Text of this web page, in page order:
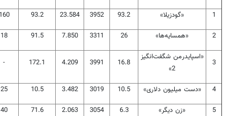
1 «گودزیلا» 93.2
3952
23.584
93.2
2 «همسایه‌ها» 26
3311
7.850
91.5
18
3
«اسپایدرمن شگفت‌انگیز
2»
16.8
3991
4.209
172.1
-
4 «دست میلیون دلاری» 10.5
3019
3.482
10.5
25
5 «زن دیگر» 6.3
3054
2.063
71.6
40